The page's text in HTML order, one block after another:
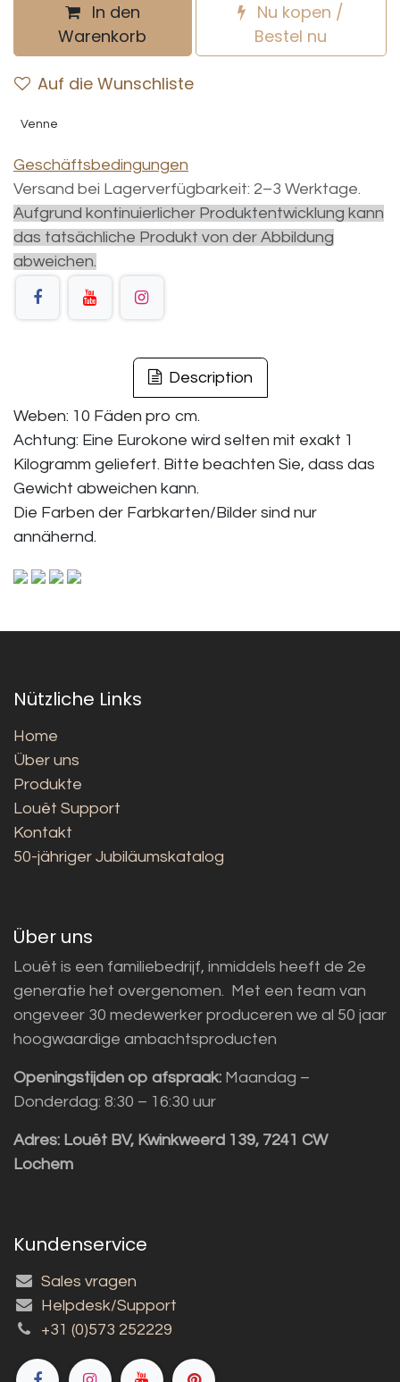
In den
Warenkorb
Nu kopen /
Bestel nu
Auf die Wunschliste
Venne
Geschäftsbedingungen
Versand bei Lagerverfügbarkeit: 2–3 Werktage.
Aufgrund kontinuierlicher Produktentwicklung kann
das tatsächliche Produkt von der Abbildung
abweichen.
Description
Weben: 10 Fäden pro cm.
Achtung: Eine Eurokone wird selten mit exakt 1
Kilogramm geliefert. Bitte beachten Sie, dass das
Gewicht abweichen kann.
Die Farben der Farbkarten/Bilder sind nur
annähernd.
Nützliche Links
Home
Über uns
Produkte
Louët Support
Kontakt
50-jähriger Jubiläumskatalog
Über uns
Louët is een familiebedrijf, inmiddels heeft de 2e
generatie het overgenomen. Met een team van
ongeveer 30 medewerker produceren we al 50 jaar
hoogwaardige ambachtsproducten
Openingstijden op afspraak: Maandag –
Donderdag: 8:30 – 16:30 uur
Adres: Louët BV, Kwinkweerd 139, 7241 CW
Lochem
Kundenservice
Sales vragen
Helpdesk/Support
+31 (0)573 252229